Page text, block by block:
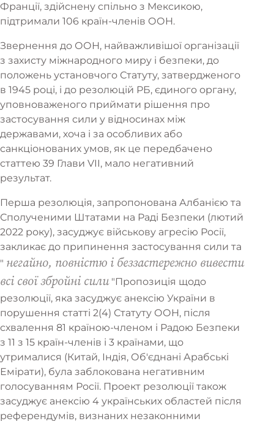
Франції, здійснену спільно з Мексикою,
підтримали 106 країн-членів ООН.
Звернення до ООН, найважливішої організації
з захисту міжнародного миру і безпеки, до
положень установчого Статуту, затвердженого
в 1945 році, і до резолюцій РБ, єдиного органу,
уповноваженого приймати рішення про
застосування сили у відносинах між
державами, хоча і за особливих або
санкціонованих умов, як це передбачено
статтею 39 Глави VII, мало негативний
результат.
Перша резолюція, запропонована Албанією та
Сполученими Штатами на Раді Безпеки (лютий
2022 року), засуджує військову агресію Росії,
закликає до припинення застосування сили та
" негайно, повністю і беззастережно вивести
всі свої збройні сили"Пропозиція щодо
резолюції, яка засуджує анексію України в
порушення статті 2(4) Статуту ООН, після
схвалення 81 країною-членом і Радою Безпеки
з 11 з 15 країн-членів і 3 країнами, що
утрималися (Китай, Індія, Об'єднані Арабські
Емірати), була заблокована негативним
голосуванням Росії. Проект резолюції також
засуджує анексію 4 українських областей після
референдумів, визнаних незаконними